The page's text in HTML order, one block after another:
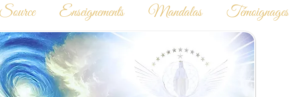
Enseignements Mandalas Témoignages